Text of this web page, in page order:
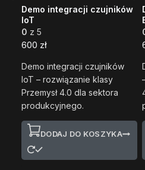
Demo integracji czujników
IoT
0 z 5
600 zł
Demo integracji czujników
IoT – rozwiązanie klasy
Przemysł 4.0 dla sektora
produkcyjnego.
DODAJ DO KOSZYKA